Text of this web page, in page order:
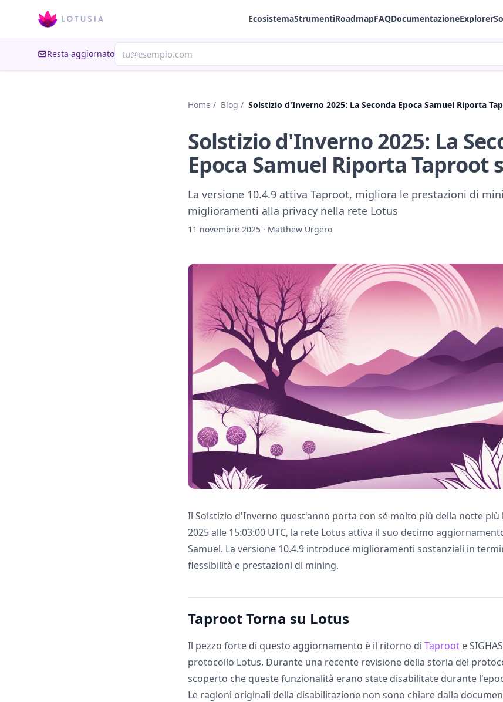
EcosistemaStrumentiRoadmapFAQDocumentazioneExplorer
Resta aggiornato
Home / Blog / Solstizio d'Inverno 2025: La Seconda Epoca Samuel Riporta
Solstizio d'Inverno 2025: La
Epoca Samuel Riporta Taproot
La versione 10.4.9 attiva Taproot, migliora le prestazioni di
miglioramenti alla privacy nella rete Lotus
11 novembre 2025 · Matthew Urgero
Il Solstizio d'Inverno quest'anno porta con sé molto più della notte più
2025 alle 15:03:00 UTC, la rete Lotus attiva il suo decimo
Samuel. La versione 10.4.9 introduce miglioramenti sostanziali in
flessibilità e prestazioni di mining.
Taproot Torna su Lotus
Il pezzo forte di questo aggiornamento è il ritorno di Taproot e
protocollo Lotus. Durante una recente revisione della storia del
scoperto che queste funzionalità erano state disabilitate durante
Le ragioni originali della disabilitazione non sono chiare dalla